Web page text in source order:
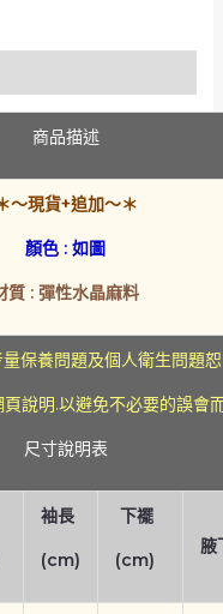
商品描述
～現貨+追加～＊
顏色 : 如圖
質 : 彈性水晶麻料
保養問題及個人衛生問題
說明.以避免不必要的誤會
尺寸說明表
袖長
(cm)
下襬
(cm)
腋